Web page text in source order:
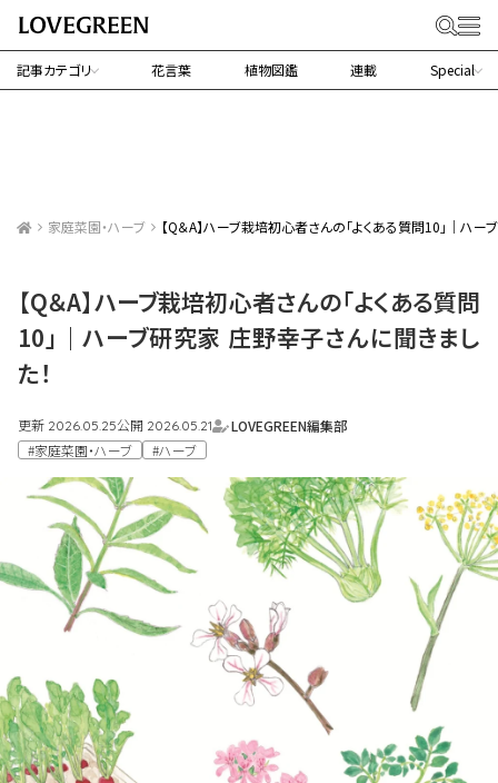
記事カテゴリ 花言葉 植物図鑑 連載 Special
家庭菜園・ハーブ 【Q＆A】ハーブ栽培初心者さんの「よくある質問10」｜ハ
【Q＆A】ハーブ栽培初心者さんの「よくある質問
10」｜ハーブ研究家 庄野幸子さんに聞きまし
た！
更新 2026.05.25公開 2026.05.21
LOVEGREEN編集部
#家庭菜園・ハーブ
#ハーブ